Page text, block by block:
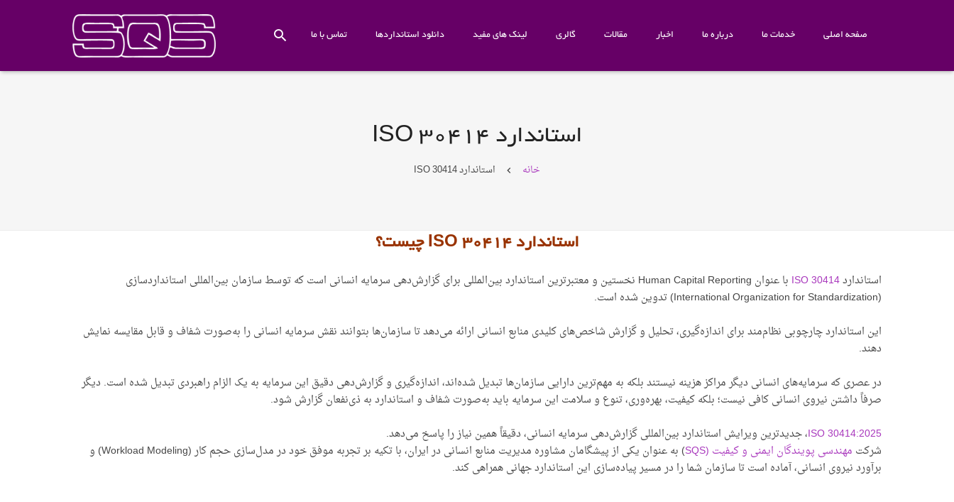
صفحه اصلی خدمات ما درباره ما اخبار مقالات گالری لینک های مفید دانلود استانداردها تماس با ما
استاندارد ISO 30414
خانه استاندارد ISO 30414
استاندارد ISO 30414 چیست؟
استاندارد
با عنوان Human Capital Reporting نخستین و معتبرترین استاندارد بین‌المللی برای گزارش‌دهی سرمایه انسانی است که توسط سازمان بین‌المللی استانداردسازی
(International Organization for Standardization) تدوین شده است.
این استاندارد چارچوبی نظام‌مند برای اندازه‌گیری، تحلیل و گزارش شاخص‌های کلیدی منابع انسانی ارائه می‌دهد تا سازمان‌ها بتوانند نقش سرمایه انسانی را به‌صورت شفاف و قابل مقایسه نمایش
دهند.
در عصری که سرمایه‌های انسانی دیگر مراکز هزینه نیستند بلکه به مهم‌ترین دارایی سازمان‌ها تبدیل شده‌اند، اندازه‌گیری و گزارش‌دهی دقیق این سرمایه به یک الزام راهبردی تبدیل شده است. دیگر
صرفاً داشتن نیروی انسانی کافی نیست؛ بلکه کیفیت، بهره‌وری، تنوع و سلامت این سرمایه باید به‌صورت شفاف و استاندارد به ذی‌نفعان گزارش شود.
ISO 30414:2025، جدیدترین ویرایش استاندارد بین‌المللی گزارش‌دهی سرمایه انسانی، دقیقاً همین نیاز را پاسخ می‌دهد.
شرکت مهندسی پویندگان ایمنی و کیفیت (SQS
) به عنوان یکی از پیشگامان مشاوره مدیریت منابع انسانی در ایران، با تکیه بر تجربه موفق خود در مدل‌سازی حجم کار (Workload Modeling) و
برآورد نیروی انسانی، آماده است تا سازمان شما را در مسیر پیاده‌سازی این استاندارد جهانی همراهی کند.